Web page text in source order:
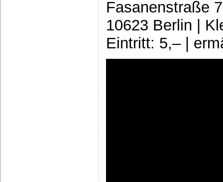
Fasanenstraße
10623 Berlin |
Eintritt: 5,– |